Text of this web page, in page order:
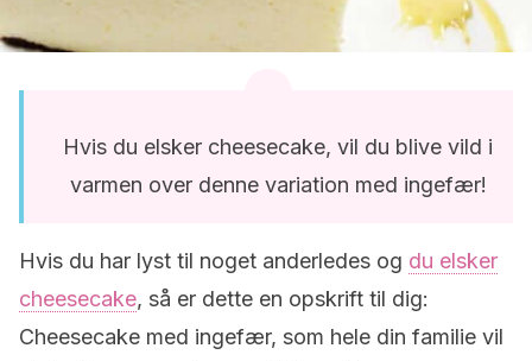
Hvis du elsker cheesecake, vil du blive vild i
varmen over denne variation med ingefær!
Hvis du har lyst til noget anderledes og du elsker
cheesecake, så er dette en opskrift til dig:
Cheesecake med ingefær, som hele din familie vil